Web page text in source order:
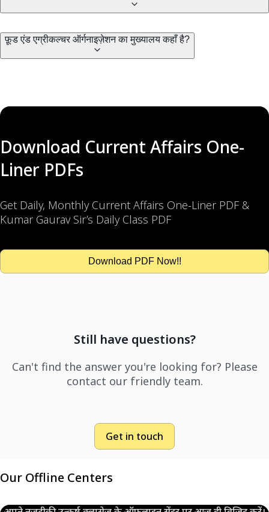
फ़ूड एंड एग्रीकल्चर ऑर्गनाइज़ेशन का मुख्यालय कहाँ है?
Download Current Affairs One-
Liner PDFs
Get Daily, Monthly Current Affairs One-Liner PDF &
Kumar Gaurav Sir’s Daily Class PDF
Download PDF Now!!
Still have questions?
Can't find the answer you're looking for? Please
contact our friendly team.
Get in touch
Our Offline Centers